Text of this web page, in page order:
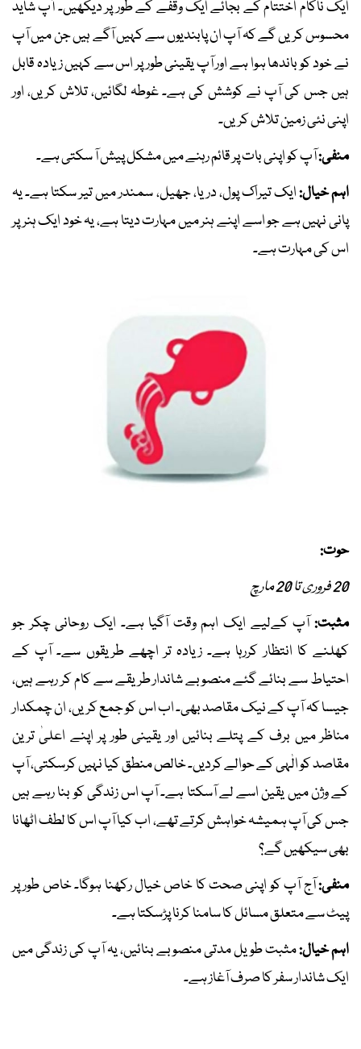
ایک ناکام اختتام کے بجائے ایک وقفے کے طور پر دیکھیں۔ آپ شاید
محسوس کریں گے کہ آپ ان پابندیوں سے کہیں آگے ہیں جن میں آپ
نے خود کو باندھا ہوا ہے اور آپ یقینی طور پر اس سے کہیں زیادہ قابل
ہیں جس کی آپ نے کوشش کی ہے۔ غوطہ لگائیں، تلاش کریں، اور
اپنی نئی زمین تلاش کریں۔
منفی:آپ کو اپنی بات پر قائم رہنے میں مشکل پیش آ سکتی ہے۔
اہم خیال:ایک تیراک پول، دریا، جھیل، سمندر میں تیر سکتا ہے۔ یہ
پانی نہیں ہے جو اسے اپنے ہنر میں مہارت دیتا ہے، یہ خود ایک ہنر پر
اس کی مہارت ہے۔
حوت:
20 فروری تا 20 مارچ
مثبت: آپ کےلیے ایک اہم وقت آگیا ہے۔ ایک روحانی چکر جو
کھلنے کا انتظار کررہا ہے۔ زیادہ تر اچھے طریقوں سے۔ آپ کے
احتیاط سے بنائے گئے منصوبے شاندار طریقے سے کام کر رہے ہیں،
جیسا کہ آپ کے نیک مقاصد بھی۔ اب اس کو جمع کریں، ان چمکدار
مناظر میں برف کے پتلے بنائیں اور یقینی طور پر اپنے اعلیٰ ترین
مقاصد کو الٰہی کے حوالے کردیں۔ خالص منطق کیا نہیں کرسکتی، آپ
کے وژن میں یقین اسے لے آسکتا ہے۔ آپ اس زندگی کو بنا رہے ہیں
جس کی آپ ہمیشہ خواہش کرتے تھے، اب کیا آپ اس کا لطف اٹھانا
بھی سیکھیں گے؟
منفی:آج آپ کو اپنی صحت کا خاص خیال رکھنا ہوگا۔ خاص طور پر
پیٹ سے متعلق مسائل کا سامنا کرنا پڑسکتا ہے۔
اہم خیال:مثبت طویل مدتی منصوبے بنائیں، یہ آپ کی زندگی میں
ایک شاندار سفر کا صرف آغاز ہے۔